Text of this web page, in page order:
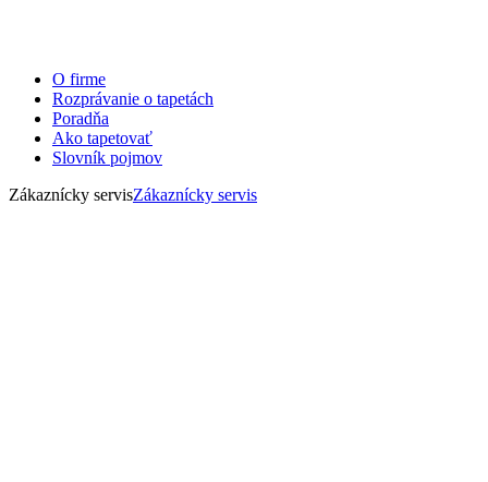
O firme
Rozprávanie o tapetách
Poradňa
Ako tapetovať
Slovník pojmov
Zákaznícky servisZákaznícky servis